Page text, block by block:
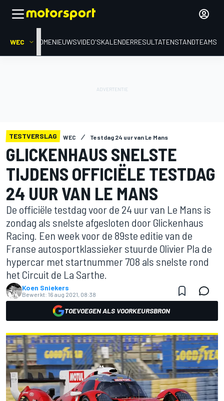
WEC HOMENIEUWSVIDEO'SKALENDERRESULTATENSTANDTEAMS
TESTVERSLAG WEC Testdag 24 uur van Le Mans
GLICKENHAUS SNELSTE
TIJDENS OFFICIËLE TESTDAG
24 UUR VAN LE MANS
De officiële testdag voor de 24 uur van Le Mans is
zondag als snelste afgesloten door Glickenhaus
Racing. Een week voor de 89ste editie van de
Franse autosportklassieker stuurde Olivier Pla de
hypercar met startnummer 708 als snelste rond
het Circuit de La Sarthe.
Koen Sniekers
Bewerkt: 16 aug 2021, 08:38
TOEVOEGEN ALS VOORKEURSBRON